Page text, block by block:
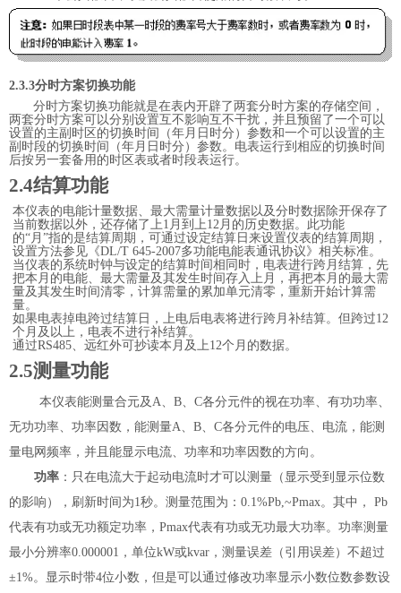
2.3.3分时方案切换功能
分时方案切换功能就是在表内开辟了两套分时方案的存储空间，
两套分时方案可以分别设置互不影响互不干扰，并且预留了一个可以
设置的主副时区的切换时间（年月日时分）参数和一个可以设置的主
副时段的切换时间（年月日时分）参数。电表运行到相应的切换时间
后按另一套备用的时区表或者时段表运行。
2.4结算功能
本仪表的电能计量数据、最大需量计量数据以及分时数据除开保存了
当前数据以外，还存储了上1 月到上12月的历史数据。此功能
的“月”指的是结算周期，可通过设定结算日来设置仪表的结算周期，
设置方法参见《DL/T 645-2007多功能电能表通讯协议》相关标准。
当仪表的系统时钟与设定的结算时间相同时，电表进行跨月结算，先
把本月的电能、最大需量及其发生时间存入上月，再把本月的最大需
量及其发生时间清零，计算需量的累加单元清零，重新开始计算需
量。
如果电表掉电跨过结算日，上电后电表将进行跨月补结算。但跨过12
个月及以上，电表不进行补结算。
通过RS485、远红外可抄读本月及上12个月的数据。
2.5测量功能
本仪表能测量合元及A、 B、 C各分元件的视在功率、有功功率、
无功功率、功率因数，能测量A、 B、 C各分元件的电压、电流，能测
量电网频率，并且能显示电流、功率和功率因数的方向。
功率 ：只在电流大于起动电流时才可以测量（显示受到显示位数
的影响），刷新时间为1秒。测量范围为： 0.1%Pb,~Pmax。其中，
Pb
代表有功或无功额定功率， Pmax代表有功或无功最大功率。 功率测量
最小分辨率0.000001 ，单位kW或kvar ， 测量误差（引用误差）不超过
±1%。 显示时带4位小数，但是可以通过修改功率显示小数位数参数设